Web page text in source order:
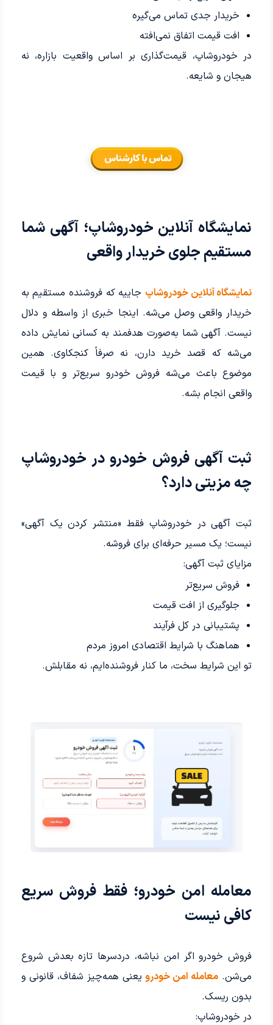
خریدار جدی تماس می‌گیره
افت قیمت اتفاق نمی‌افته
در خودروشاپ، قیمت‌گذاری بر اساس واقعیت بازاره، نه
هیجان و شایعه.
نمایشگاه آنلاین خودروشاپ؛ آگهی شما
مستقیم جلوی خریدار واقعی
نمایشگاه آنلاین خودروشاپ جاییه که فروشنده مستقیم به
خریدار واقعی وصل می‌شه. اینجا خبری از واسطه و دلال
نیست. آگهی شما به‌صورت هدفمند به کسانی نمایش داده
می‌شه که قصد خرید دارن، نه صرفاً کنجکاوی. همین
موضوع باعث می‌شه فروش خودرو سریع‌تر و با قیمت
واقعی انجام بشه.
ثبت آگهی فروش خودرو در خودروشاپ
چه مزیتی دارد؟
ثبت آگهی در خودروشاپ فقط «منتشر کردن یک آگهی»
نیست؛ یک مسیر حرفه‌ای برای فروشه.
مزایای ثبت آگهی:
فروش سریع‌تر
جلوگیری از افت قیمت
پشتیبانی در کل فرآیند
هماهنگ با شرایط اقتصادی امروز مردم
تو این شرایط سخت، ما کنار فروشنده‌ایم، نه مقابلش.
معامله امن خودرو؛ فقط فروش سریع
کافی نیست
فروش خودرو اگر امن نباشه، دردسرها تازه بعدش شروع
می‌شن. معامله امن خودرو یعنی همه‌چیز شفاف، قانونی و
بدون ریسک.
در خودروشاپ: